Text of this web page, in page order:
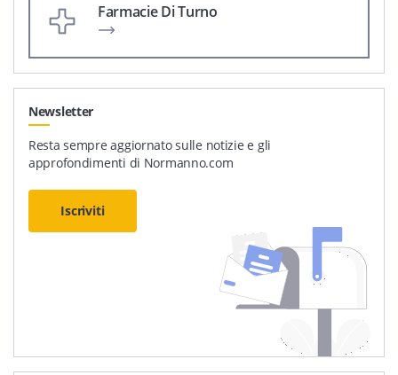
Farmacie Di Turno
Newsletter
Resta sempre aggiornato sulle notizie e gli
approfondimenti di Normanno.com
Iscriviti